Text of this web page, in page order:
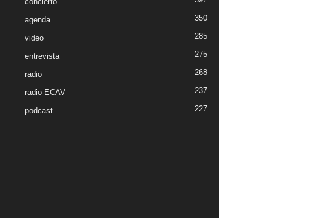
agenda 350
video 285
entrevista 275
radio 268
radio-ECAV 237
podcast 227